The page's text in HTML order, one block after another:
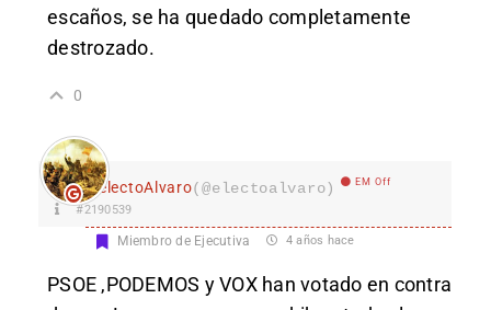
escaños, se ha quedado completamente
destrozado.
0
electoAlvaro(@electoalvaro) EM Off
#2190539
Miembro de Ejecutiva 4 años hace
PSOE ,PODEMOS y VOX han votado en contra